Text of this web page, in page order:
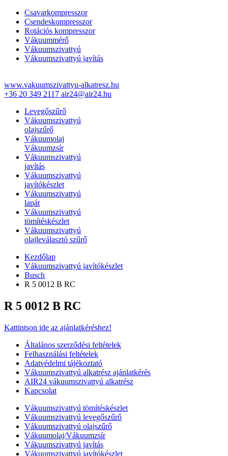
Csavarkompresszor
Csendeskompresszor
Rotációs kompresszor
Vákuummérő
Vákuumszivattyú
Vákuumszivattyú javítás
www.vakuumszivattyu-alkatresz.hu
+36 20 349 2117 air24@air24.hu
Levegőszűrő
Vákuumszivattyú
olajszűrő
Vákuumolaj
Vákuumzsír
Vákuumszivattyú
javítás
Vákuumszivattyú
javítókészlet
Vákuumszivattyú
lapát
Vákuumszivattyú
tömítéskészlet
Vákuumszivattyú
olajleválasztó szűrő
Kezdőlap
Vákuumszivattyú javítókészlet
Busch
R 5 0012 B RC
R 5 0012 B RC
Kattintson ide az ajánlatkéréshez!
Általános szerződési feltételek
Felhasználási feltételek
Adatvédelmi tájékoztató
Vákuumszivattyú alkatrész ajánlatkérés
AIR24 vákuumszivattyú alkatrész
Kapcsolat
Vákuumszivattyú tömítéskészlet
Vákuumszivattyú levegőszűrő
Vákuumszivattyú olajszűrő
Vákuumolaj/Vákuumzsír
Vákuumszivattyú javítás
Vákuumszivattyú javítókészlet